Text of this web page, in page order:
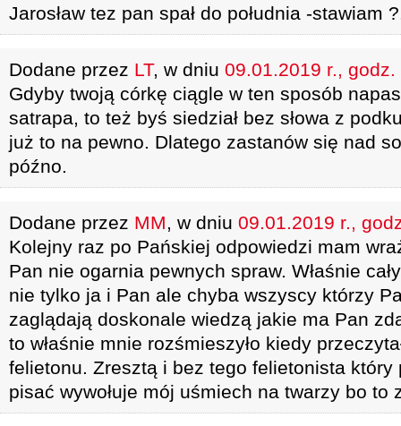
Jarosław tez pan spał do południa -stawiam
Dodane przez LT, w dniu 09.01.2019 r., godz.
Gdyby twoją córkę ciągle w ten sposób
satrapa, to też byś siedział bez słowa z
już to na pewno. Dlatego zastanów się nad
późno.
Dodane przez MM, w dniu 09.01.2019 r.,
Kolejny raz po Pańskiej odpowiedzi mam
Pan nie ogarnia pewnych spraw. Właśnie
nie tylko ja i Pan ale chyba wszyscy którzy
zaglądają doskonale wiedzą jakie ma Pan
to właśnie mnie rozśmieszyło kiedy
felietonu. Zresztą i bez tego felietonista który
pisać wywołuje mój uśmiech na twarzy bo to